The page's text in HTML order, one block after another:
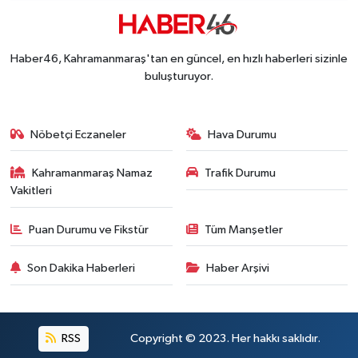
12:31 |
Kahramanmaraş Ağustos Fuarı'nda Funda Arar
Haber46, Kahramanmaraş'tan en güncel, en hızlı haberleri sizinle
buluşturuyor.
Nöbetçi Eczaneler Hava Durumu
Kahramanmaraş Namaz
Vakitleri
Trafik Durumu
Puan Durumu ve Fikstür Tüm Manşetler
Son Dakika Haberleri Haber Arşivi
RSS Copyright © 2023. Her hakkı saklıdır.